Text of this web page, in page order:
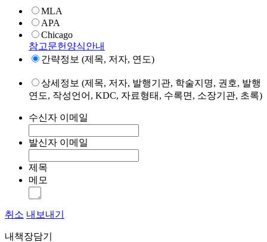
MLA
APA
Chicago
참고문헌양식안내
간략정보 (제목, 저자, 연도)
상세정보 (제목, 저자, 발행기관, 학술지명, 권호, 발행
연도, 작성언어, KDC, 자료형태, 수록면, 소장기관, 초록)
수신자 이메일
발신자 이메일
제목
메모
취소 내보내기
내책장담기